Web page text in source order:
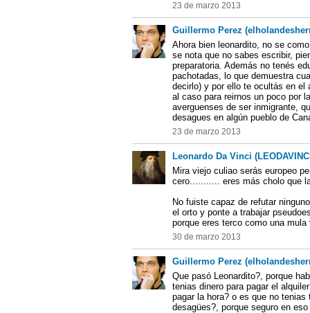
23 de marzo 2013
Guillermo Perez
Ahora bien leonardito, no se
se nota que no sabes escribir,
preparatoria. Además no tenés
pachotadas, lo que demuestra
decirlo) y por ello te ocultás en el
al caso para reirnos un poco por
averguenses de ser inmigrante,
desagues en algún pueblo de
23 de marzo 2013
Leonardo Da Vinci
Mira viejo culiao serás europeo
cero........... eres más cholo que
No fuiste capaz de refutar
el orto y ponte a trabajar
porque eres terco como una mula
30 de marzo 2013
Guillermo Perez
Que pasó Leonardito?, porque
tenias dinero para pagar el
pagar la hora? o es que no
desagües?, porque seguro en